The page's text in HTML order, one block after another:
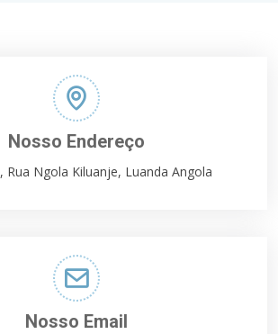
Nosso Endereço
Rua Ngola Kiluanje, Luanda Angola
Nosso Email